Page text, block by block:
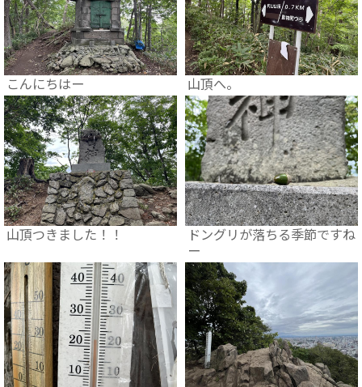
こんにちはー 山頂へ。
山頂つきました！！
ドングリが落ちる季節ですね
ー